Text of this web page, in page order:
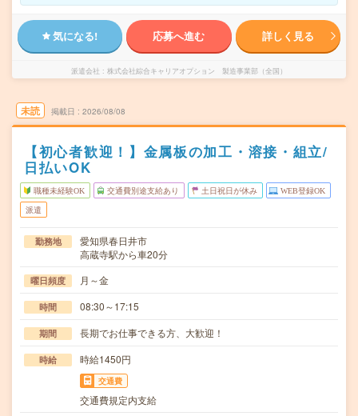
気になる! 応募へ進む 詳しく見る
派遣会社 株式会社綜合キャリアオプション 製造事業部（全国）
未読 掲載日 2026/08/08
【初心者歓迎！】金属板の加工・溶接・組立/
日払いOK
職種未経験OK 交通費別途支給あり 土日祝日が休み WEB登録OK
派遣
勤務地
愛知県春日井市
高蔵寺駅から車20分
曜日頻度 月～金
時間 08:30～17:15
期間 長期でお仕事できる方、大歓迎！
時給 時給1450円
交通費
交通費規定内支給